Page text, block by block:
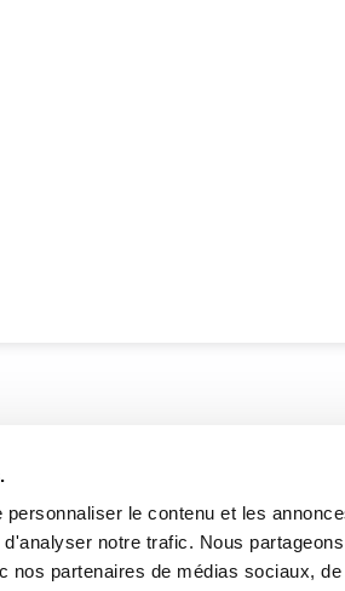
le contenu et les
notre trafic. Nous
nos partenaires de médias sociaux,
l'Église, Québec, QC
Lundi au
Jeudi et
Samedi: